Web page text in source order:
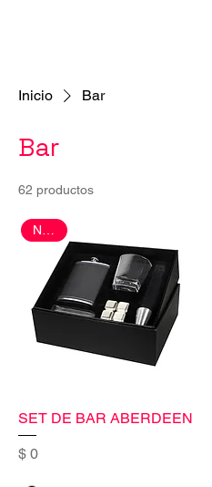
Inicio Bar
Bar
62 productos
SET DE BAR ABERDEEN
Precio
$ 0